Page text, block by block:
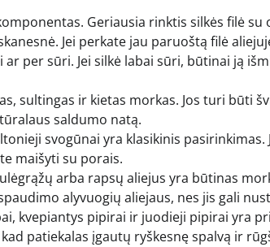
Geriausia rinktis silkės filė
Jei perkate jau paruoštą filė
per sūri. Jei silkė labai sūri, būtinai ją
sultingas ir kietas morkas. Jos turi būti
saldumo natą.
svogūnai yra klasikinis
maišyti su porais.
arba rapsų aliejus yra būtinas
alyvuogių aliejaus, nes jis gali
kvepiantys pipirai ir juodieji pipirai yra
patiekalas įgautų ryškesnę spalvą ir